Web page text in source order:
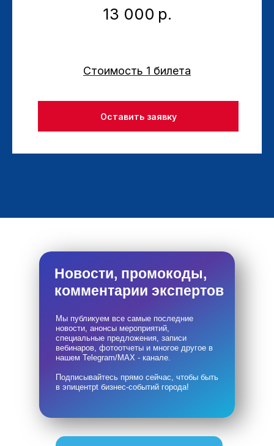
13 000 р.
Стоимость 1 билета
Оставить заявку
Новости, промокоды,
комментарии экспертов
Мы публикуем все самые последние
новости, анонсы мероприятий,
специальные предложения, записи
вебинаров, фотоотчеты и многое другое в
нашем Telegram/MAX - канале.
Подписывайтесь прямо сейчас, чтобы быть
в эпицентрt бизнес-событий города!